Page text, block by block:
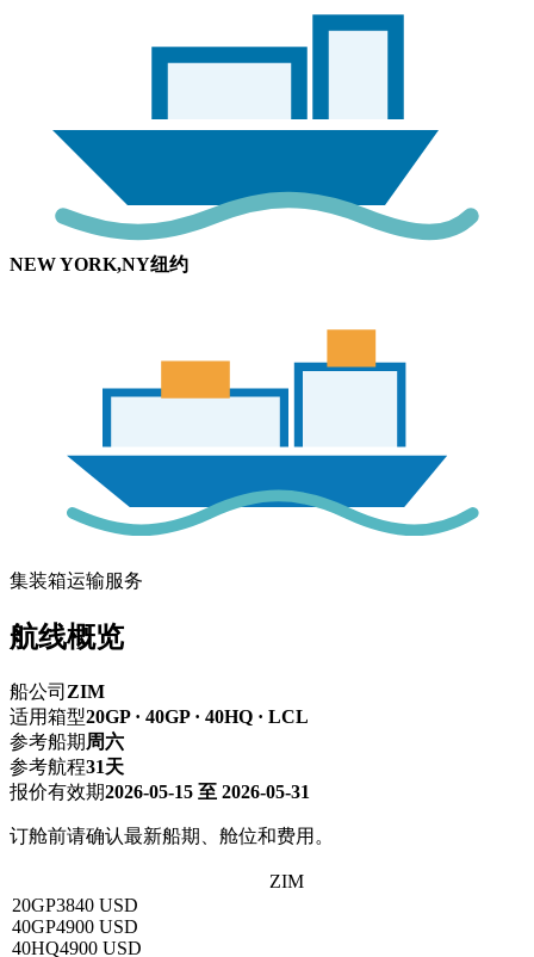
NEW YORK,NY纽约
集装箱运输服务
航线概览
船公司 ZIM
适用箱型20GP · 40GP · 40HQ · LCL
参考船期 周六
参考航程31天
报价有效期2026-05-15 至 2026-05-31
订舱前请确认最新船期、舱位和费用。
ZIM
20GP3840 USD
40GP4900 USD
40HQ4900 USD